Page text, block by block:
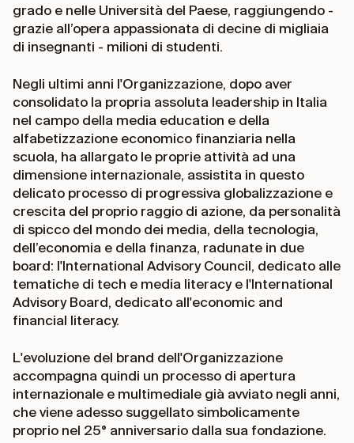
grado e nelle Università del Paese, raggiungendo -
grazie all’opera appassionata di decine di migliaia
di insegnanti - milioni di studenti.
Negli ultimi anni l'Organizzazione, dopo aver
consolidato la propria assoluta leadership in Italia
nel campo della media education e della
alfabetizzazione economico finanziaria nella
scuola, ha allargato le proprie attività ad una
dimensione internazionale, assistita in questo
delicato processo di progressiva globalizzazione e
crescita del proprio raggio di azione, da personalità
di spicco del mondo dei media, della tecnologia,
dell’economia e della finanza, radunate in due
board: l'International Advisory Council, dedicato alle
tematiche di tech e media literacy e l'International
Advisory Board, dedicato all'economic and
financial literacy.
L'evoluzione del brand dell'Organizzazione
accompagna quindi un processo di apertura
internazionale e multimediale già avviato negli anni,
che viene adesso suggellato simbolicamente
proprio nel 25° anniversario dalla sua fondazione.